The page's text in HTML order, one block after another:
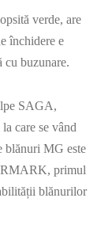
verde, are
închidere e
cu buzunare.
SAGA,
care se vând
blănuri MG este
primul
blănurilor